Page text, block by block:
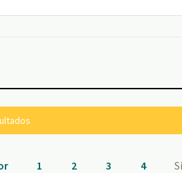
1 2 3 4